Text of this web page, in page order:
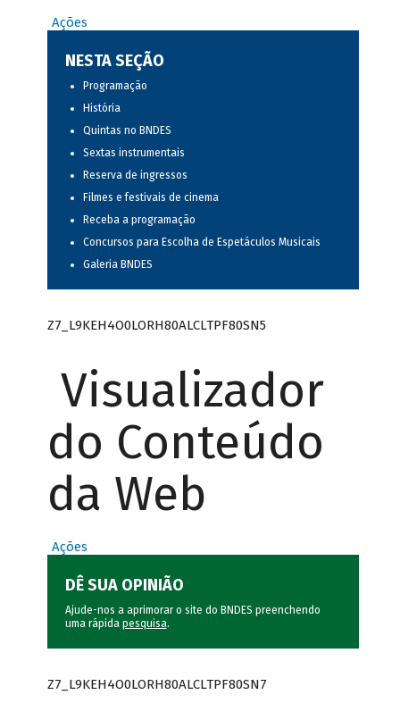
Ações
NESTA SEÇÃO
Programação
História
Quintas no BNDES
Sextas instrumentais
Reserva de ingressos
Filmes e festivais de cinema
Receba a programação
Concursos para Escolha de Espetáculos Musicais
Galeria BNDES
Z7_L9KEH4O0LORH80ALCLTPF80SN5
Visualizador
do Conteúdo
da Web
Ações
DÊ SUA OPINIÃO
Ajude-nos a aprimorar o site do BNDES preenchendo
uma rápida pesquisa.
Z7_L9KEH4O0LORH80ALCLTPF80SN7